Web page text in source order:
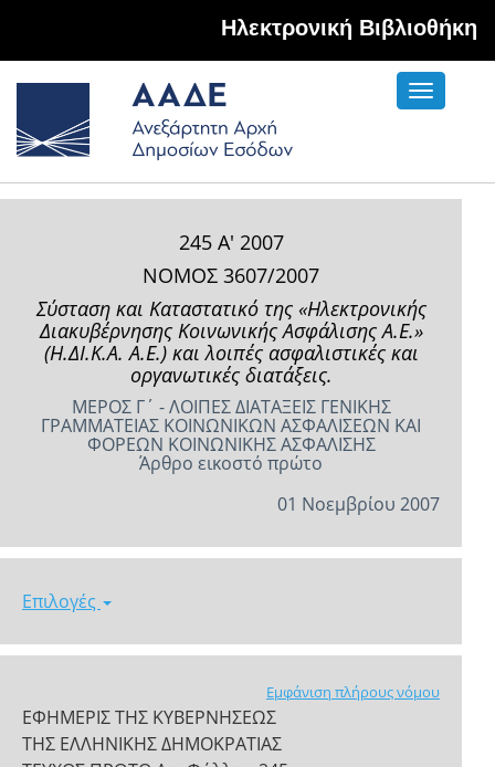
Hλεκτρονική Βιβλιοθήκη
Toggle
245 Α' 2007
ΝΟΜΟΣ 3607/2007
Σύσταση και Καταστατικό της «Ηλεκτρονικής
Διακυβέρνησης Κοινωνικής Ασφάλισης Α.Ε.»
(Η.ΔΙ.Κ.Α. Α.Ε.) και λοιπές ασφαλιστικές και
οργανωτικές διατάξεις.
ΜΕΡΟΣ Γ΄ - ΛΟΙΠΕΣ ΔΙΑΤΑΞΕΙΣ ΓΕΝΙΚΗΣ
ΓΡΑΜΜΑΤΕΙΑΣ ΚΟΙΝΩΝΙΚΩΝ ΑΣΦΑΛΙΣΕΩΝ ΚΑΙ
ΦΟΡΕΩΝ ΚΟΙΝΩΝΙΚΗΣ ΑΣΦΑΛΙΣΗΣ
Άρθρο εικοστό πρώτο
01 Νοεμβρίου 2007
Επιλογές
Εμφάνιση πλήρους νόμου
ΕΦΗΜΕΡΙΣ ΤΗΣ ΚΥΒΕΡΝΗΣΕΩΣ
ΤΗΣ ΕΛΛΗΝΙΚΗΣ ΔΗΜΟΚΡΑΤΙΑΣ